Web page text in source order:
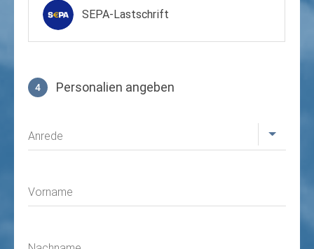
SEPA-Lastschrift
4 Personalien angeben
Anrede
Vorname